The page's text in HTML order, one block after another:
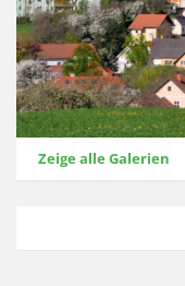
Zeige alle Galerien